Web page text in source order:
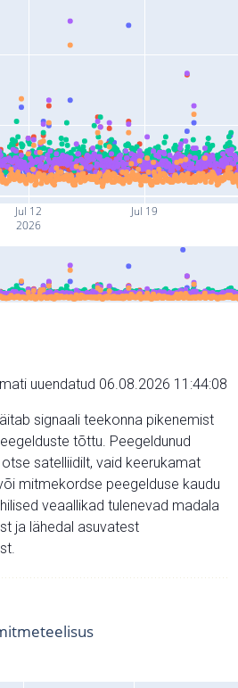
Jul 12
2026
Jul 19
uuendatud 06.08.2026 11:44:08
signaali teekonna pikenemist
tõttu. Peegeldunud
satelliidilt, vaid keerukamat
mitmekordse peegelduse kaudu
veaallikad tulenevad madala
ja lähedal asuvatest